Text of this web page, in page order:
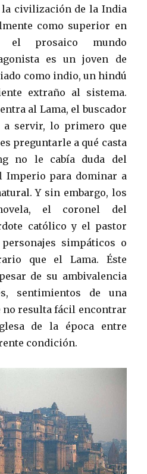
civilización de la India
como superior en
el prosaico mundo
es un joven de
como indio, un hindú
extraño al sistema.
al Lama, el buscador
servir, lo primero que
preguntarle a qué casta
no le cabía duda del
Imperio para dominar a
Y sin embargo, los
el coronel del
católico y el pastor
simpáticos o
que el Lama. Éste
de su ambivalencia
sentimientos de una
resulta fácil encontrar
de la época entre
condición.